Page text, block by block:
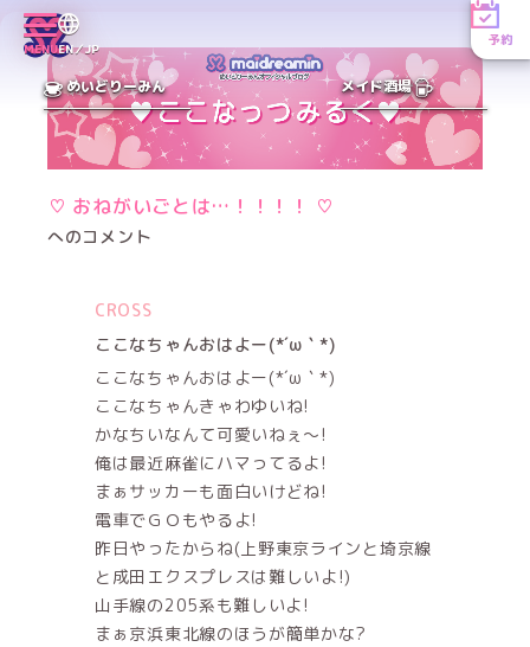
MENUEN／JP
予約
めいどりーみん メイド酒場
♡ おねがいごとは…！！！！ ♡
へのコメント
CROSS
ここなちゃんおはよー(*´ω｀*)
ここなちゃんおはよー(*´ω｀*)
ここなちゃんきゃわゆいね!
かなちいなんて可愛いねぇ～!
俺は最近麻雀にハマってるよ!
まぁサッカーも面白いけどね!
電車でＧＯもやるよ!
昨日やったからね(上野東京ラインと埼京線
と成田エクスプレスは難しいよ!)
山手線の205系も難しいよ!
まぁ京浜東北線のほうが簡単かな?